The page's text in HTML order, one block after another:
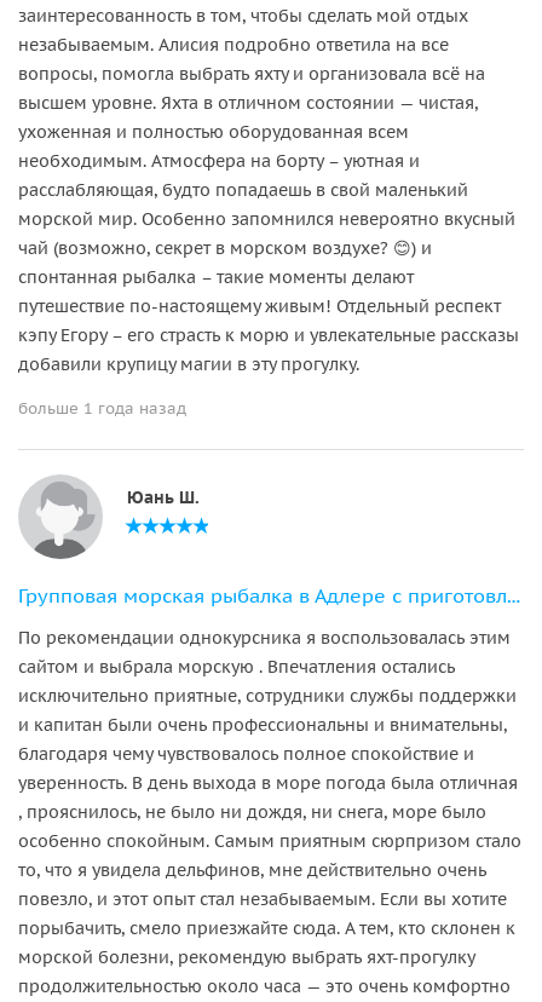
заинтересованность в том, чтобы сделать мой отдых
незабываемым. Алисия подробно ответила на все
вопросы, помогла выбрать яхту и организовала всё на
высшем уровне. Яхта в отличном состоянии — чистая,
ухоженная и полностью оборудованная всем
необходимым. Атмосфера на борту – уютная и
расслабляющая, будто попадаешь в свой маленький
морской мир. Особенно запомнился невероятно вкусный
чай (возможно, секрет в морском воздухе? 😊) и
спонтанная рыбалка – такие моменты делают
путешествие по-настоящему живым! Отдельный респект
кэпу Егору – его страсть к морю и увлекательные рассказы
добавили крупицу магии в эту прогулку.
больше 1 года назад
Юань Ш.
Групповая морская рыбалка в Адлере с приготовлением улова
По рекомендации однокурсника я воспользовалась этим
сайтом и выбрала морскую . Впечатления остались
исключительно приятные, сотрудники службы поддержки
и капитан были очень профессиональны и внимательны,
благодаря чему чувствовалось полное спокойствие и
уверенность. В день выхода в море погода была отличная
, прояснилось, не было ни дождя, ни снега, море было
особенно спокойным. Самым приятным сюрпризом стало
то, что я увидела дельфинов, мне действительно очень
повезло, и этот опыт стал незабываемым. Если вы хотите
порыбачить, смело приезжайте сюда. А тем, кто склонен к
морской болезни, рекомендую выбрать яхт-прогулку
продолжительностью около часа — это очень комфортно